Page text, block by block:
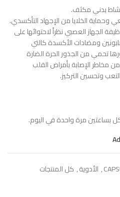
بدني مكثف.
وحماية الخلايا من الإجهاد التأكسدي.
الجهاز العصبي نظراً لاحتوائها على
ومضادات الأكسدة كالتي
تحمي من الجذور الحرة الضارة
مخاطر الإصابة بأمراض القلب
وتحسين التركيز.
بساعتين مرة واحدة في اليوم.
, الأدوية, كل المنتجات